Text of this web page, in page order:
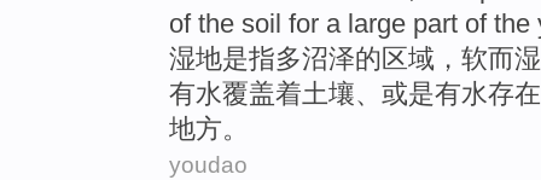
ofthe soil for a large part ofthe
湿地是指多沼泽的 区域 ，软而
有水覆盖着土壤、 或是有水存在
地方。
youdao